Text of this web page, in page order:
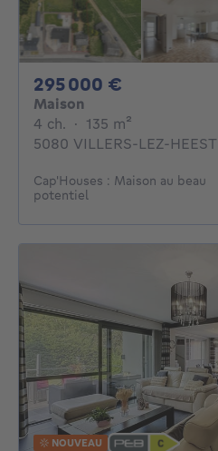
295 000 €
Maison
4 ch. 4 chambres
· 135 m²
5080 VILLERS-LEZ-HEEST
Cap'Houses : Maison au beau
potentiel
NOUVEAU